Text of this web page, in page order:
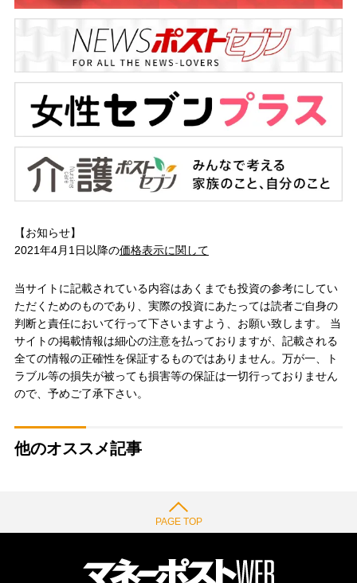
【お知らせ】
2021年4月1日以降の価格表示に関して
当サイトに記載されている内容はあくまでも投資の参考にしてい
ただくためのものであり、実際の投資にあたっては読者ご自身の
判断と責任において行って下さいますよう、お願い致します。 当
サイトの掲載情報は細心の注意を払っておりますが、記載される
全ての情報の正確性を保証するものではありません。万が一、ト
ラブル等の損失が被っても損害等の保証は一切行っておりません
ので、予めご了承下さい。
他のオススメ記事
PAGE TOP